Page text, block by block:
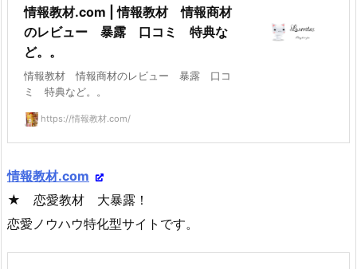
情報教材.com | 情報教材 情報商材
のレビュー 暴露 口コミ 特典な
ど。。
情報教材 情報商材のレビュー 暴露 口コ
ミ 特典など。。
https://情報教材.com/
情報教材.com
★ 恋愛教材 大暴露！
恋愛ノウハウ特化型サイトです。